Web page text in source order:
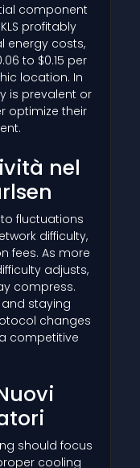
component
profitably
energy costs,
to $0.15 per
location. In
is prevalent or
optimize their
nel
fluctuations
difficulty,
fees. As more
adjusts,
compress.
staying
changes
competitive
should focus
cooling